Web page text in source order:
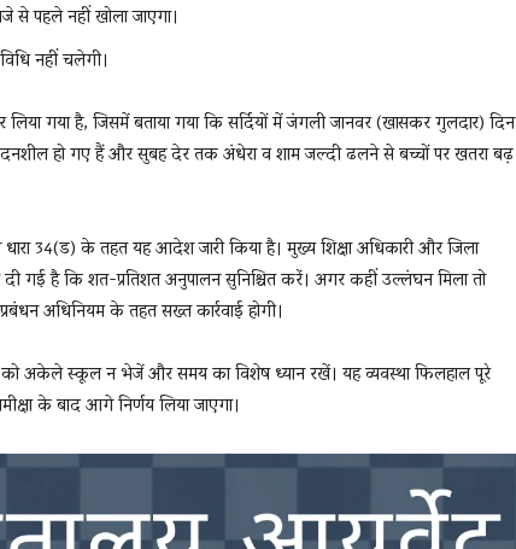
पहले नहीं खोला जाएगा।
नहीं चलेगी।
लिया गया है, जिसमें बताया गया कि सर्दियों में जंगली जानवर (खासकर गुलदार) दिन
हो गए हैं और सुबह देर तक अंधेरा व शाम जल्दी ढलने से बच्चों पर खतरा बढ़
34(ड) के तहत यह आदेश जारी किया है। मुख्य शिक्षा अधिकारी और जिला
दी गई है कि शत-प्रतिशत अनुपालन सुनिश्चित करें। अगर कहीं उल्लंघन मिला तो
अधिनियम के तहत सख्त कार्रवाई होगी।
को अकेले स्कूल न भेजें और समय का विशेष ध्यान रखें। यह व्यवस्था फिलहाल पूरे
के बाद आगे निर्णय लिया जाएगा।